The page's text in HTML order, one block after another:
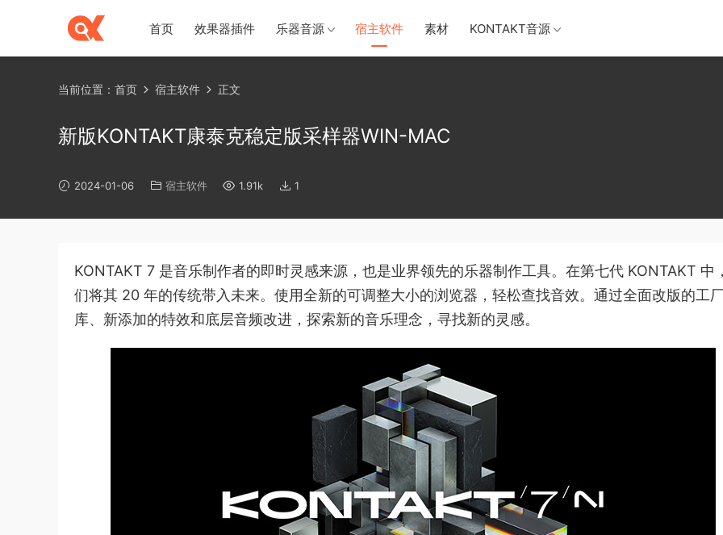
首页 效果器插件 乐器音源 宿主软件 素材 KONTAKT音源
当前位置： 首页 宿主软件 正文
新版KONTAKT康泰克稳定版采样器WIN-MAC
2024-01-06 宿主软件 1.91k 1
KONTAKT 7 是音乐制作者的即时灵感来源，也是业界领先的乐器制作工具。在第七代 KONTAKT 中
们将其 20 年的传统带入未来。使用全新的可调整大小的浏览器，轻松查找音效。通过全面改版的工
库、新添加的特效和底层音频改进，探索新的音乐理念，寻找新的灵感。